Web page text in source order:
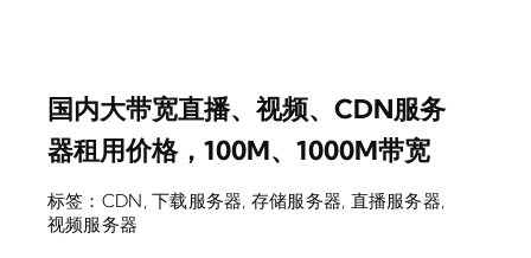
国内大带宽直播、视频、CDN服务
器租用价格，100M、1000M带宽
标签： CDN,下载服务器, 存储服务器, 直播服务器,
视频服务器